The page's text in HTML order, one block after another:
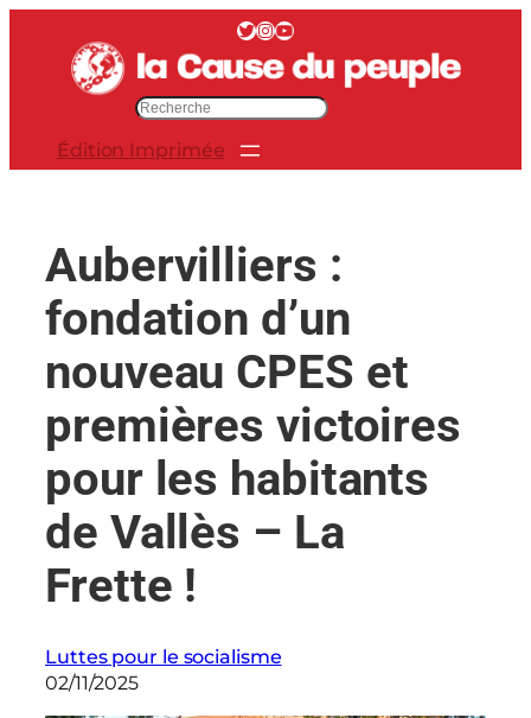
contenu
Twitter InstagramYouTube
c
e
r
Édition Imprimée
Aubervilliers :
fondation d’un
nouveau CPES et
premières victoires
pour les habitants
de Vallès – La
Frette !
Luttes pour le socialisme
02/11/2025